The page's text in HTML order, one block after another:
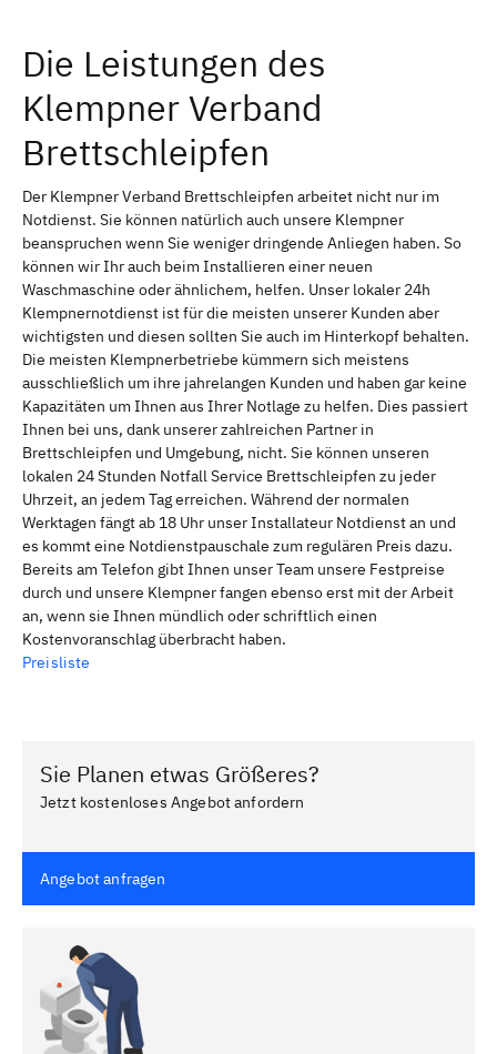
Die Leistungen des
Klempner Verband
Brettschleipfen
Der Klempner Verband Brettschleipfen arbeitet nicht nur im
Notdienst. Sie können natürlich auch unsere Klempner
beanspruchen wenn Sie weniger dringende Anliegen haben. So
können wir Ihr auch beim Installieren einer neuen
Waschmaschine oder ähnlichem, helfen. Unser lokaler 24h
Klempnernotdienst ist für die meisten unserer Kunden aber
wichtigsten und diesen sollten Sie auch im Hinterkopf behalten.
Die meisten Klempnerbetriebe kümmern sich meistens
ausschließlich um ihre jahrelangen Kunden und haben gar keine
Kapazitäten um Ihnen aus Ihrer Notlage zu helfen. Dies passiert
Ihnen bei uns, dank unserer zahlreichen Partner in
Brettschleipfen und Umgebung, nicht. Sie können unseren
lokalen 24 Stunden Notfall Service Brettschleipfen zu jeder
Uhrzeit, an jedem Tag erreichen. Während der normalen
Werktagen fängt ab 18 Uhr unser Installateur Notdienst an und
es kommt eine Notdienstpauschale zum regulären Preis dazu.
Bereits am Telefon gibt Ihnen unser Team unsere Festpreise
durch und unsere Klempner fangen ebenso erst mit der Arbeit
an, wenn sie Ihnen mündlich oder schriftlich einen
Kostenvoranschlag überbracht haben.
Preisliste
Sie Planen etwas Größeres?
Jetzt kostenloses Angebot anfordern
Angebot anfragen